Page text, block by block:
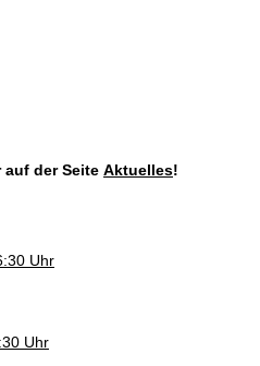
auf der Seite Aktuelles!
Uhr
Uhr